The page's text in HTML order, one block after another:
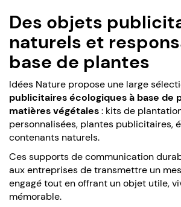
Des objets
naturels et
base de plantes
Idées Nature propose une large
publicitaires écologiques à base de
matières végétales: kits de
personnalisées, plantes publicitaires,
contenants naturels.
Ces supports de communication
aux entreprises de transmettre un
engagé tout en offrant un objet utile,
mémorable.